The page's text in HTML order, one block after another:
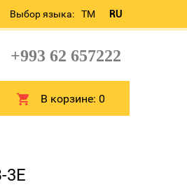
Выбор языка: TM RU
+993 62 657222
В корзине:0
3E